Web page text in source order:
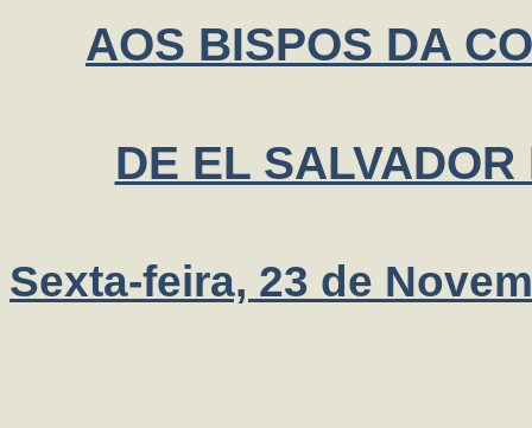
AOS BISPOS DA
DE EL
Sexta-feira, 23 de